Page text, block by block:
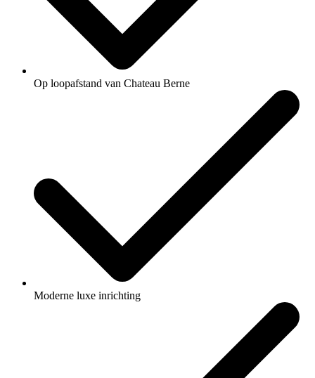
Op loopafstand van Chateau Berne
Moderne luxe inrichting